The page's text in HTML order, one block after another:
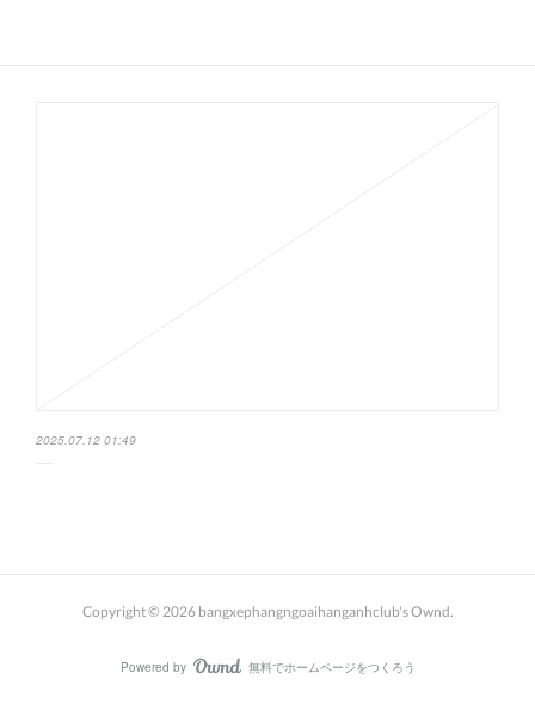
2025.07.12 01:49
Copyright © 2026 bangxephangngoaihanganhclub's Ownd.
Powered by AmebaOwnd
無料でホームページをつくろう